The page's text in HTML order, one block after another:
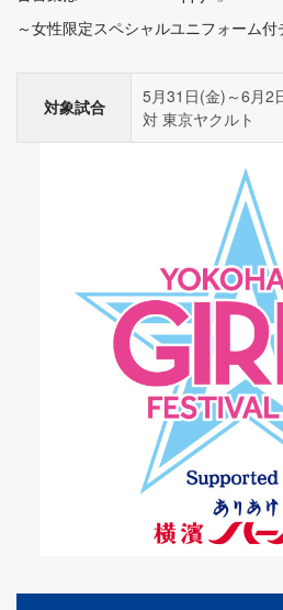
～女性限定スペシャルユニフォーム
対象試合
5月31日(金)～6月2
対 東京ヤクルト